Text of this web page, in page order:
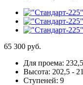
65 300 руб.
Для проема:
Высота: 202,5 -
Ступеней: 9